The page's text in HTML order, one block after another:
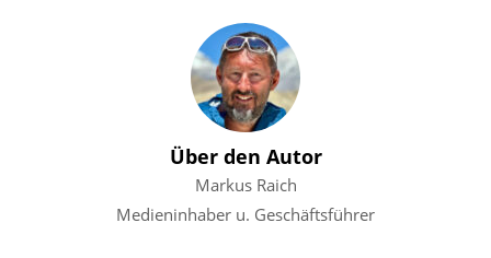
Über den Autor
Markus Raich
Medieninhaber u. Geschäftsführer